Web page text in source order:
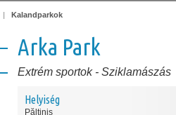
| Kalandparkok
Arka Park
Extrém sportok - Sziklamászás
Helyiség
Păltiniș